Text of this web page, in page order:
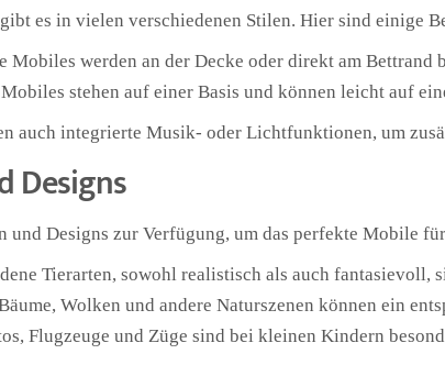
es in vielen verschiedenen Stilen. Hier sind einige
Mobiles werden an der Decke oder direkt am Bettrand
stehen auf einer Basis und können leicht auf
auch integrierte Musik- oder Lichtfunktionen, um
Designs
und Designs zur Verfügung, um das perfekte Mobile
Tierarten, sowohl realistisch als auch
Wolken und andere Naturszenen können ein
Flugzeuge und Züge sind bei kleinen Kindern